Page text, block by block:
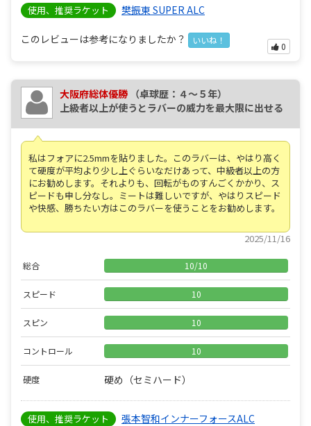
使用、推奨ラケット 樊振東 SUPER ALC
このレビューは参考になりましたか？ いいね！
0
大阪府総体優勝 （卓球歴：４～５年）
上級者以上が使うとラバーの威力を最大限に出せる
私はフォアに2.5mmを貼りました。このラバーは、やはり高く
て硬度が平均より少し上ぐらいなだけあって、中級者以上の方
にお勧めします。それよりも、回転がものすんごくかかり、ス
ピードも申し分なし。ミートは難しいですが、やはりスピード
や快感、勝ちたい方はこのラバーを使うことをお勧めします。
2025/11/16
総合 10/10
スピード 10
スピン 10
コントロール 10
硬度 硬め（セミハード）
使用、推奨ラケット 張本智和インナーフォースALC